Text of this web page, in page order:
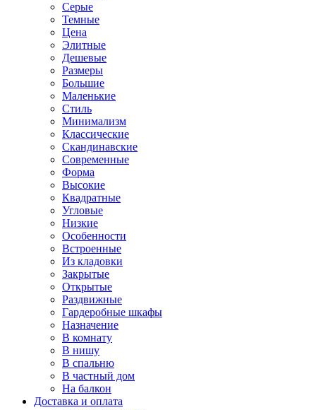
Серые
Темные
Цена
Элитные
Дешевые
Размеры
Большие
Маленькие
Стиль
Минимализм
Классические
Скандинавские
Современные
Форма
Высокие
Квадратные
Угловые
Низкие
Особенности
Встроенные
Из кладовки
Закрытые
Открытые
Раздвижные
Гардеробные шкафы
Назначение
В комнату
В нишу
В спальню
В частный дом
На балкон
Доставка и оплата